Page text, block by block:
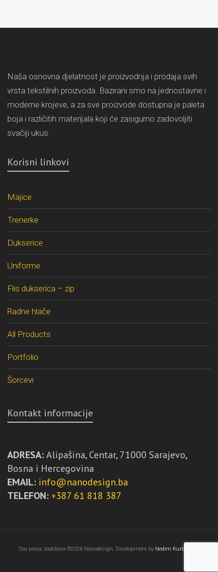
Naša osnovna djelatnost je proizvodnja i prodaja svih
vrsta tekstilnih proizvoda. Bazirani smo na jednostavne i
moderne krojeve, a za sve proizvode dostupna je paleta
boja i različitih materijala koji će zasigurno zadovoljiti
svačiji ukus.
Korisni linkovi
Majice
Trenerke
Dukserice
Uniforme
Flis dukserica – zip
Radne hlače
All Products
Portfolio
Šorcevi
Kontakt informacije
ADRESA:Alipašina, Centar, 71000 Sarajevo,
Bosna i Hercegovina
EMAIL: info@nanodesign.ba
TELEFON: +387 61 818 387
Sva prava zadržana ©2026 Nanodesign. Development by Nedim Kurbegović